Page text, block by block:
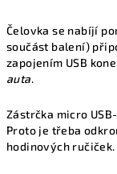
Čelovka se nabíjí
součást balení)
zapojením USB
auta.
Zástrčka micro
Proto je třeba
hodinových ručiček.